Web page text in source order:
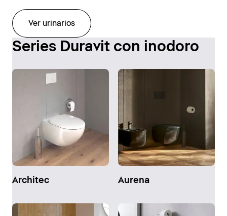
Ver urinarios
Series Duravit con inodoro
Architec Aurena